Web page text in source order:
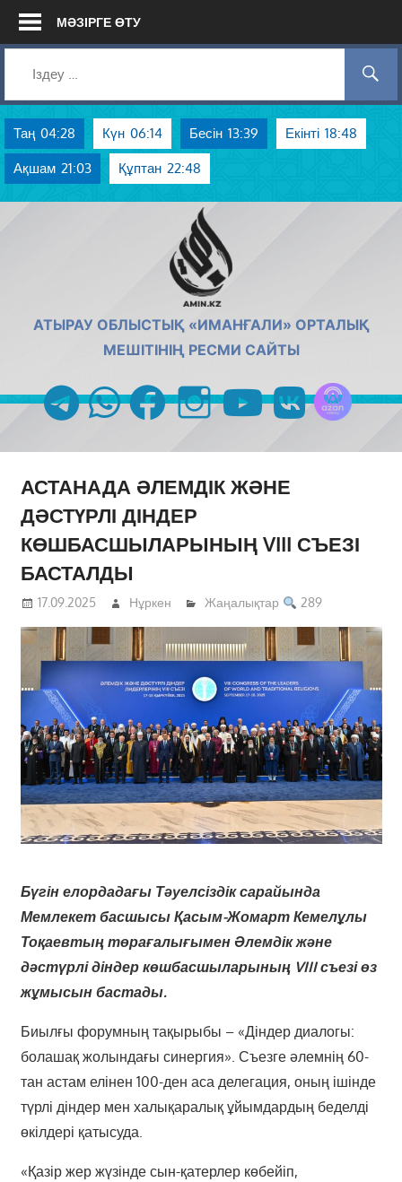
Skip
МӘЗІРГЕ ӨТУ
Таң 04:28 Күн 06:14 Бесін 13:39 Екінті 18:48
Ақшам 21:03 Құптан 22:48
АТЫРАУ ОБЛЫСТЫҚ «ИМАНҒАЛИ» ОРТАЛЫҚ
МЕШІТІНІҢ РЕСМИ САЙТЫ
telegramwhatsappfacebookinstagramyoutubevk
АСТАНАДА ӘЛЕМДІК ЖӘНЕ
ДӘСТҮРЛІ ДІНДЕР
КӨШБАСШЫЛАРЫНЫҢ VIII СЪЕЗІ
БАСТАЛДЫ
17.09.2025 Нұркен Жаңалықтар 289
Бүгін елордадағы Тәуелсіздік сарайында
Мемлекет басшысы Қасым-Жомарт Кемелұлы
Тоқаевтың төрағалығымен Әлемдік және
дәстүрлі діндер көшбасшыларының VIII съезі өз
жұмысын бастады.
Биылғы форумның тақырыбы – «Діндер диалогы:
болашақ жолындағы синергия». Съезге әлемнің 60-
тан астам елінен 100-ден аса делегация, оның ішінде
түрлі діндер мен халықаралық ұйымдардың беделді
өкілдері қатысуда.
«Қазір жер жүзінде сын-қатерлер көбейіп,